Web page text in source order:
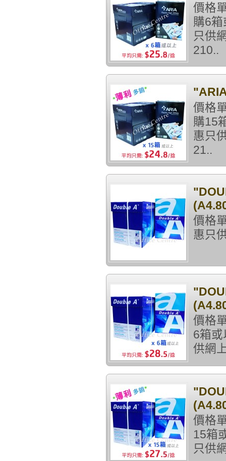
價格
購6
只供
210..
價格
購15
惠只
21..
價格
惠只
價格
6箱
供網
價格
15箱
只供